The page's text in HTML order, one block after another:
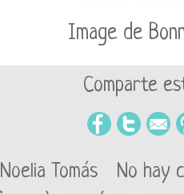
Image de
Comparte
Noelia Tomás
No hay